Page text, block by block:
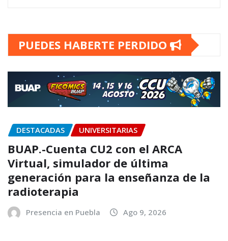
PUEDES HABERTE PERDIDO
DESTACADAS UNIVERSITARIAS
BUAP.-Cuenta CU2 con el ARCA
Virtual, simulador de última
generación para la enseñanza de la
radioterapia
Presencia en Puebla Ago 9, 2026